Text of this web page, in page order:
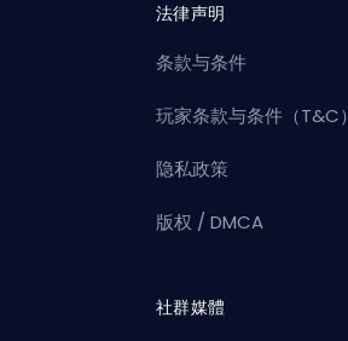
法律声明
条款与条件
玩家条款与条件（T&C）
隐私政策
版权 / DMCA
社群媒體